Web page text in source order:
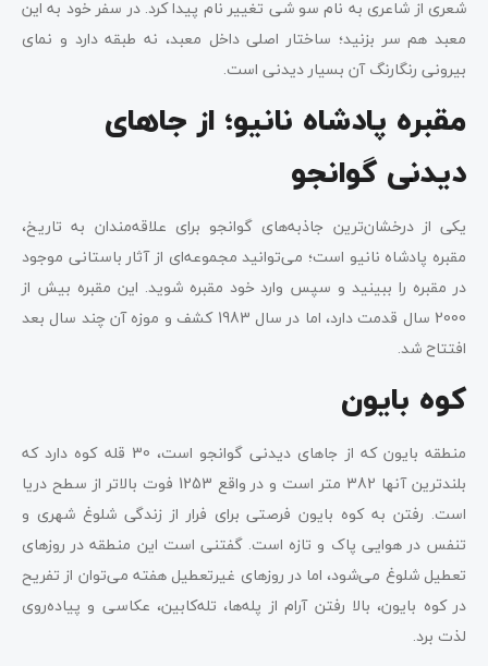
شعری از شاعری به نام سو شی تغییر نام پیدا کرد. در سفر خود به این
معبد هم سر بزنید؛ ساختار اصلی داخل معبد، نه طبقه دارد و نمای
بیرونی رنگارنگ آن بسیار دیدنی است.
مقبره پادشاه نانیو؛ از جاهای
دیدنی گوانجو
یکی از درخشان‌ترین جاذبه‌های گوانجو برای علاقه‌مندان به تاریخ،
مقبره پادشاه نانیو است؛ می‌توانید مجموعه‌ای از آثار باستانی موجود
در مقبره را ببینید و سپس وارد خود مقبره شوید. این مقبره بیش از
2000 سال قدمت دارد، اما در سال 1983 کشف و موزه آن چند سال بعد
افتتاح شد.
کوه بایون
منطقه بایون که از جاهای دیدنی گوانجو است، 30 قله کوه دارد که
بلندترین آنها 382 متر است و در واقع 1253 فوت بالاتر از سطح دریا
است. رفتن به کوه بایون فرصتی برای فرار از زندگی شلوغ شهری و
تنفس در هوایی پاک و تازه است. گفتنی است این منطقه در روزهای
تعطیل شلوغ می‌شود، اما در روزهای غیرتعطیل هفته می‌توان از تفریح
در کوه بایون، بالا رفتن آرام از پله‌ها، تله‌کابین، عکاسی و پیاده‌روی
لذت برد.